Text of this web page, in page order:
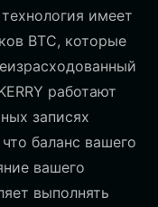
имеет
BTC, которые
работают
записях
баланс вашего
вашего
выполнять